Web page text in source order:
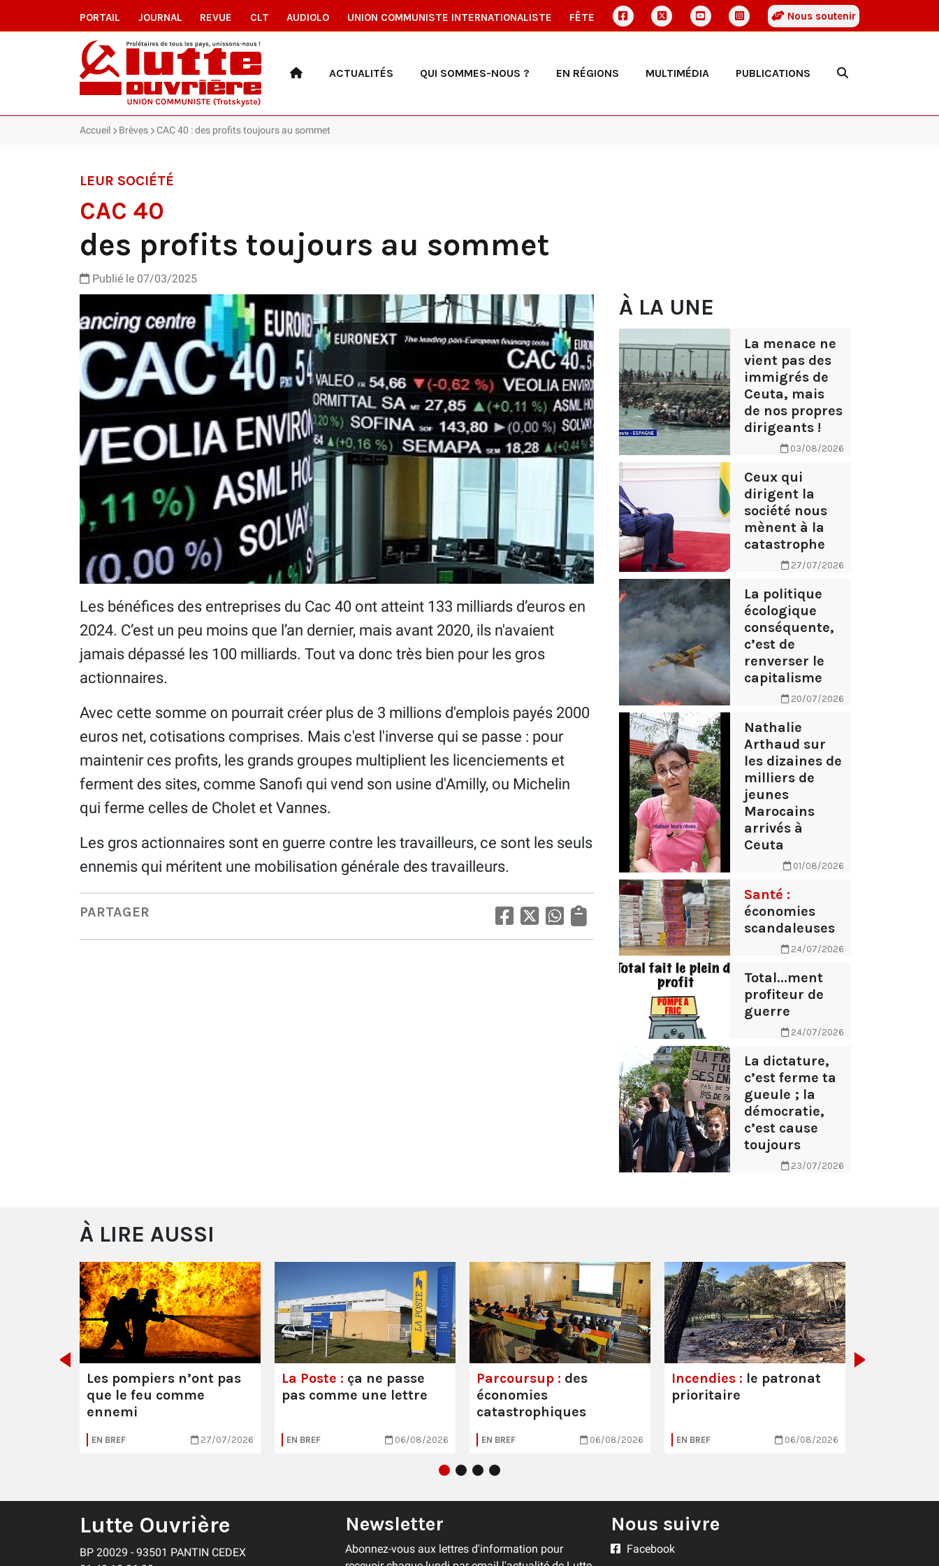
PORTAIL JOURNAL REVUE CLT AUDIOLO UNION COMMUNISTE INTERNATIONALISTE FÊTE Nous soutenir
ACTUALITÉS QUI SOMMES-NOUS ? EN RÉGIONS MULTIMÉDIA PUBLICATIONS
Accueil Brèves CAC 40 : des profits toujours au sommet
LEUR SOCIÉTÉ
CAC 40
des profits toujours au sommet
Publié le 07/03/2025
Les bénéfices des entreprises du Cac 40 ont atteint 133 milliards d’euros en
2024. C’est un peu moins que l’an dernier, mais avant 2020, ils n'avaient
jamais dépassé les 100 milliards. Tout va donc très bien pour les gros
actionnaires.
Avec cette somme on pourrait créer plus de 3 millions d'emplois payés 2000
euros net, cotisations comprises. Mais c'est l'inverse qui se passe : pour
maintenir ces profits, les grands groupes multiplient les licenciements et
ferment des sites, comme Sanofi qui vend son usine d'Amilly, ou Michelin
qui ferme celles de Cholet et Vannes.
Les gros actionnaires sont en guerre contre les travailleurs, ce sont les seuls
ennemis qui méritent une mobilisation générale des travailleurs.
PARTAGER
À LA UNE
La menace ne
vient pas des
immigrés de
Ceuta, mais
de nos propres
dirigeants !
03/08/2026
Ceux qui
dirigent la
société nous
mènent à la
catastrophe
27/07/2026
La politique
écologique
conséquente,
c’est de
renverser le
capitalisme
20/07/2026
Nathalie
Arthaud sur
les dizaines de
milliers de
jeunes
Marocains
arrivés à
Ceuta
01/08/2026
Santé :
économies
scandaleuses
24/07/2026
Total...ment
profiteur de
guerre
24/07/2026
La dictature,
c’est ferme ta
gueule ; la
démocratie,
c’est cause
toujours
23/07/2026
À LIRE AUSSI
Les pompiers n’ont pas
que le feu comme
ennemi
EN BREF 27/07/2026
La Poste : ça ne passe
pas comme une lettre
EN BREF 06/08/2026
Parcoursup : des
économies
catastrophiques
EN BREF 06/08/2026
Incendies : le patronat
prioritaire
EN BREF 06/08/2026
Lutte Ouvrière
BP 20029 - 93501 PANTIN CEDEX
Newsletter
Abonnez-vous aux lettres d'information pour
Nous suivre
Facebook